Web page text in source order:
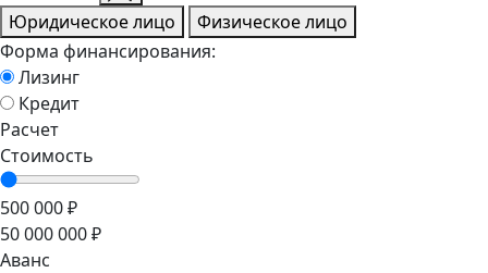
Юридическое лицо
Физическое лицо
Форма финансирования:
Лизинг
Кредит
Расчет
Стоимость
500 000 ₽
50 000 000 ₽
Аванс